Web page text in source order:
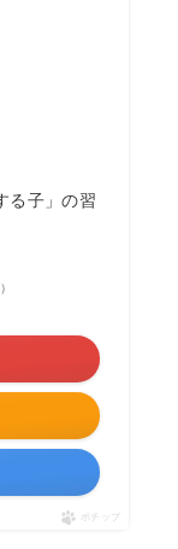
る子」の習
ポチップ